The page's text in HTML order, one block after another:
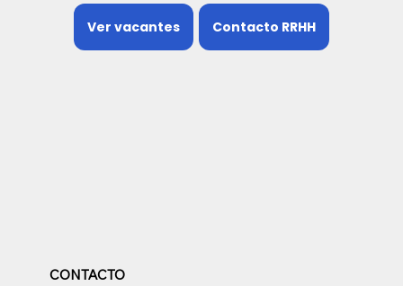
Ver vacantes Contacto RRHH
CONTACTO